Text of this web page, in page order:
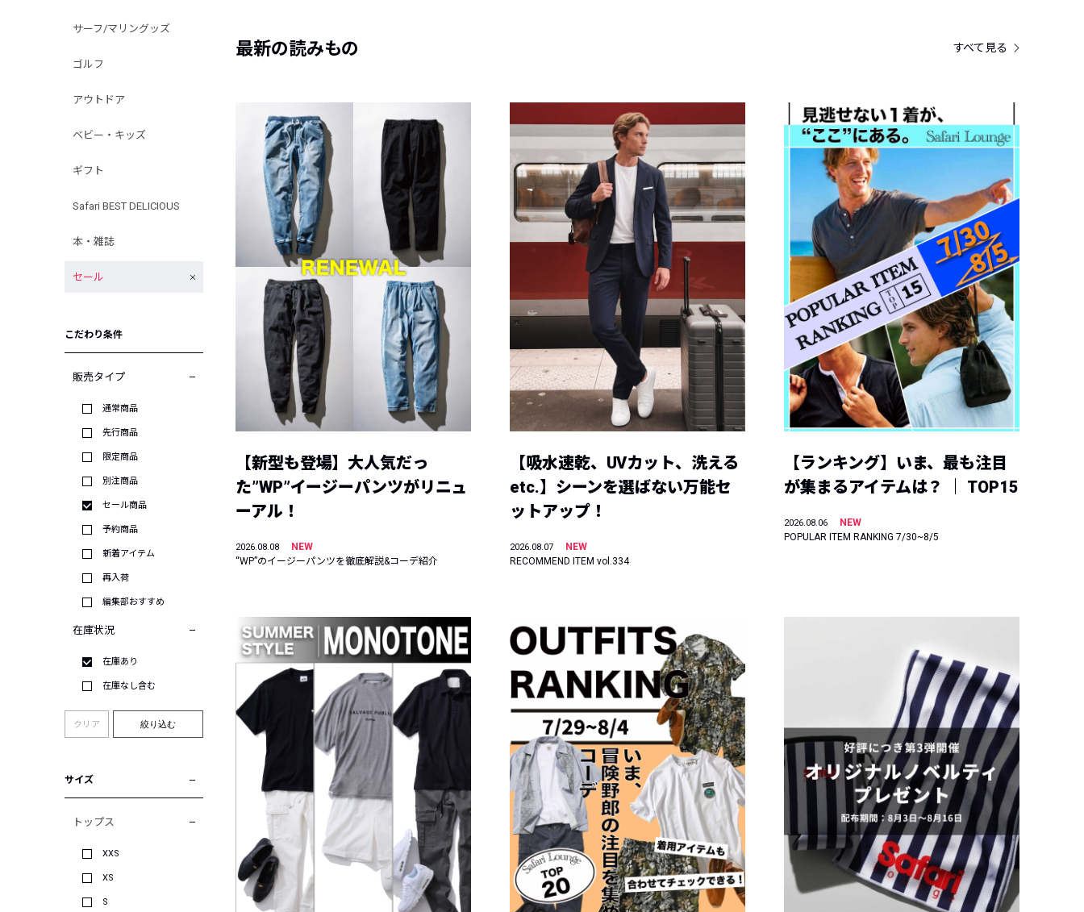
サーフ/マリングッズ
ゴルフ
アウトドア
ベビー・キッズ
ギフト
Safari BEST DELICIOUS
本・雑誌
セール
こだわり条件
販売タイプ
通常商品
先行商品
限定商品
別注商品
セール商品
予約商品
新着アイテム
再入荷
編集部おすすめ
在庫状況
在庫あり
在庫なし含む
クリア 絞り込む
サイズ
トップス
XXS
XS
S
最新の読みもの すべて見る
【新型も登場】大人気だっ
た”WP”イージーパンツがリニュ
ーアル！
2026.08.08
NEW
“WP”のイージーパンツを徹底解説&コーデ紹介
【吸水速乾、UVカット、洗える
etc.】シーンを選ばない万能セ
ットアップ！
2026.08.07
NEW
RECOMMEND ITEM vol.334
【ランキング】いま、最も注目
が集まるアイテムは？ ｜ TOP15
2026.08.06
NEW
POPULAR ITEM RANKING 7/30~8/5